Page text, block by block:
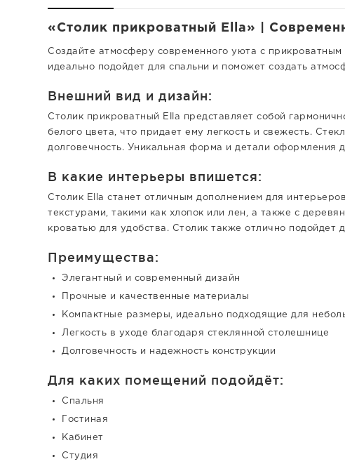
«Столик прикроватный Ella» |
Создайте атмосферу современного уюта с прикроватным
идеально подойдет для спальни и поможет создать
Внешний вид и дизайн:
Столик прикроватный Ella представляет собой
белого цвета, что придает ему легкость и свежесть.
долговечность. Уникальная форма и детали
В какие интерьеры впишется:
Столик Ella станет отличным дополнением для
текстурами, такими как хлопок или лен, а также с
кроватью для удобства. Столик также отлично подойдет
Преимущества:
Элегантный и современный дизайн
Прочные и качественные материалы
Компактные размеры, идеально подходящие для
Легкость в уходе благодаря стеклянной столешнице
Долговечность и надежность конструкции
Для каких помещений подойдёт:
Спальня
Гостиная
Кабинет
Студия